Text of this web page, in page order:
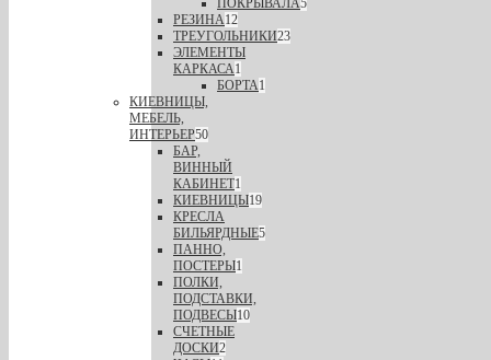
ПОКРЫВАЛА5
РЕЗИНА12
ТРЕУГОЛЬНИКИ23
ЭЛЕМЕНТЫ
КАРКАСА1
БОРТА1
КИЕВНИЦЫ,
МЕБЕЛЬ,
ИНТЕРЬЕР50
БАР,
ВИННЫЙ
КАБИНЕТ1
КИЕВНИЦЫ19
КРЕСЛА
БИЛЬЯРДНЫЕ5
ПАННО,
ПОСТЕРЫ1
ПОЛКИ,
ПОДСТАВКИ,
ПОДВЕСЫ10
СЧЕТНЫЕ
ДОСКИ2